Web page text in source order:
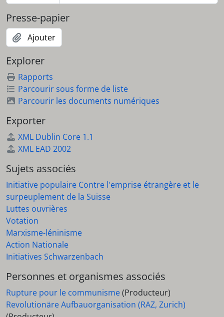
Presse-papier
Ajouter
Explorer
Rapports
Parcourir sous forme de liste
Parcourir les documents numériques
Exporter
XML Dublin Core 1.1
XML EAD 2002
Sujets associés
Initiative populaire Contre l'emprise étrangère et le
surpeuplement de la Suisse
Luttes ouvrières
Votation
Marxisme-léninisme
Action Nationale
Initiatives Schwarzenbach
Personnes et organismes associés
Rupture pour le communisme(Producteur)
Revolutionäre Aufbauorganisation (RAZ, Zurich)